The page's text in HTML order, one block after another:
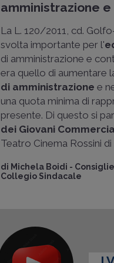
amministrazione
La L. 120/2011, cd.
svolta importante per l'
di amministrazione e
era quello di aumentare
di amministrazione e
una quota minima di
presente. Di questo si
dei Giovani
Teatro Cinema Rossini
di Michela Boidi -
Collegio Sindacale